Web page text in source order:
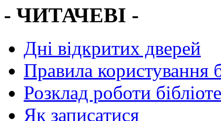
- ЧИТАЧЕВІ -
Дні відкритих дверей
Правила користування
Розклад роботи
Як записатися